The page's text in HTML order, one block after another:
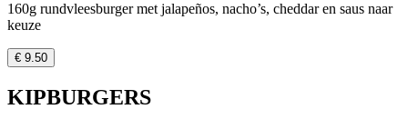
160g rundvleesburger met jalapeños, nacho’s, cheddar en saus naar
keuze
€ 9.50
KIPBURGERS